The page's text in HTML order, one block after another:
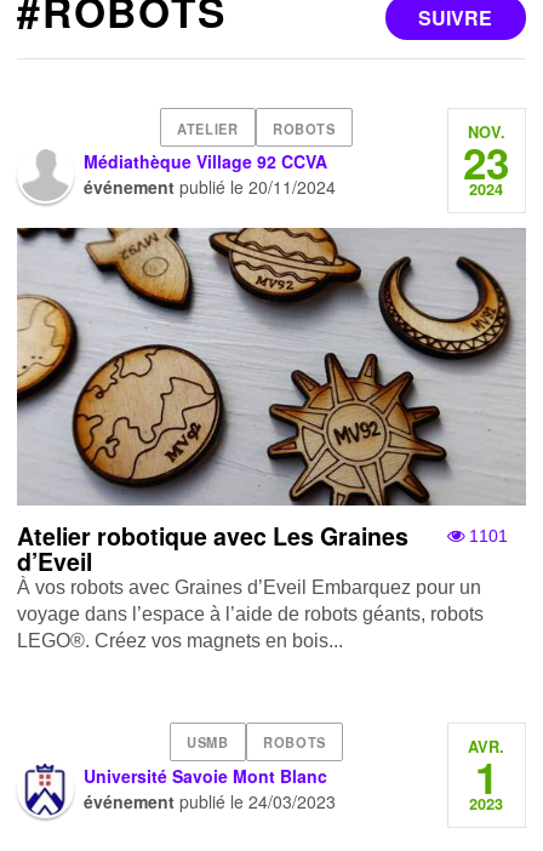
SUIVRE
ATELIER ROBOTS
Médiathèque Village 92 CCVA
événement publié le20/11/2024
NOV.
23
2024
1101
Atelier robotique avec Les Graines
d’Eveil
À vos robots avec Graines d’Eveil Embarquez pour un
voyage dans l’espace à l’aide de robots géants, robots
LEGO®. Créez vos magnets en bois...
USMB ROBOTS
Université Savoie Mont Blanc
événement publié le24/03/2023
AVR.
1
2023